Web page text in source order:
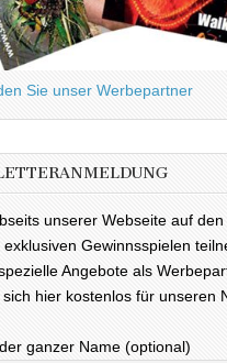
Sie unser Werbepartner
unserer Webseite auf
exklusiven Gewinnsspielen
Angebote als
hier kostenlos für unseren
ganzer Name (optional)